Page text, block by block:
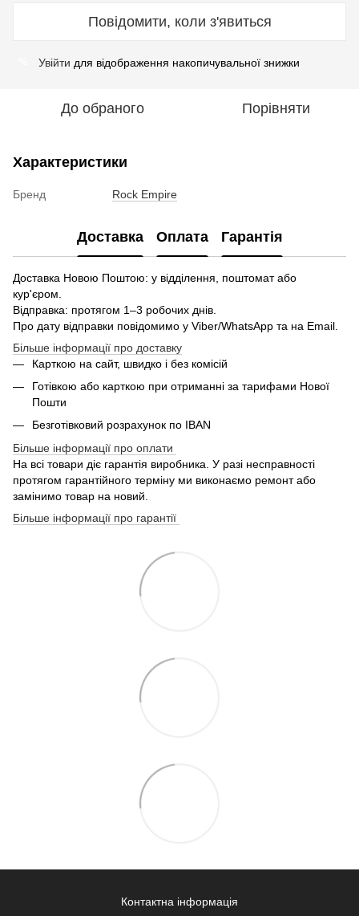
Повідомити, коли з'явиться
Увійти для відображення накопичувальної знижки
До обраного Порівняти
Характеристики
Бренд Rock Empire
Доставка Оплата Гарантія
Доставка Новою Поштою: у відділення, поштомат або
кур'єром.
Відправка: протягом 1–3 робочих днів.
Про дату відправки повідомимо у Viber/WhatsApp та на Email.
Більше інформації про доставку
Карткою на сайт, швидко і без комісій
Готівкою або карткою при отриманні за тарифами Нової
Пошти
Безготівковий розрахунок по IBAN
Більше інформації про оплати
На всі товари діє гарантія виробника. У разі несправності
протягом гарантійного терміну ми виконаємо ремонт або
замінимо товар на новий.
Більше інформації про гарантії
Контактна інформація